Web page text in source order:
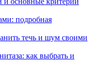
подробная
течь и шум своими
как выбрать и